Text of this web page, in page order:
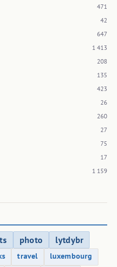
471
42
647
1 413
208
135
423
26
260
27
75
17
1 159
photo
lytdybr
travel
luxembourg